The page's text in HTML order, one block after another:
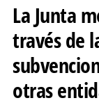
La Junta
través de
otras